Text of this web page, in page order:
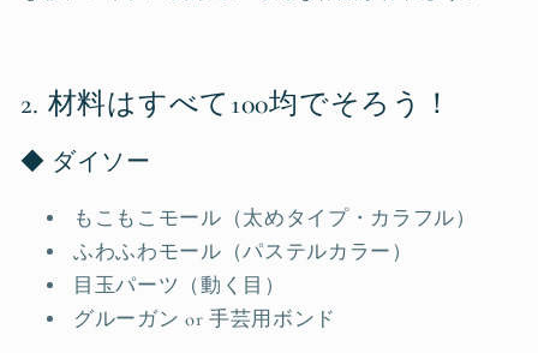
2. 材料はすべて100均でそろう！
◆ ダイソー
もこもこモール（太めタイプ・カラフル）
ふわふわモール（パステルカラー）
目玉パーツ（動く目）
グルーガン or 手芸用ボンド